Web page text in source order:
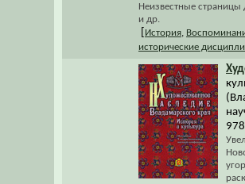
Неизвестные
и др.
История
исторические